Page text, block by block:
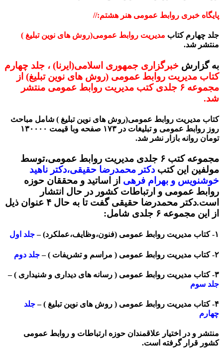
پایگاه خبری روابط عمومی هنر هشتم://
جلد چهارم کتاب مدیریت روابط عمومی(روش های نوین تبلیغ )
منتشر شد.
به گزارش خبرگزاری جمهوری اسلامی(ایرنا) ، جلد چهارم
کتاب مدیریت روابط عمومی (روش های نوین تبلیغ) از
مجموعه ۶ جلدی کتب مدیریت روابط عمومی منتشر
شد.
کتاب مدیریت روابط عمومی(روش های نوین تبلیغ ) شامل مباحث
روز روابط عمومی و تبلیغات در ۱۷۳ صفحه وبا قیمت ۱۳۰۰۰۰
تومان روانه بازار نشر شد.
مجموعه کتب ۶ جلدی مدیریت روابط عمومی،
توسط
مولفین این کتب دکتر محمدرضا حقیقی،دکتر ناهید
خوشنویس و بهرام فرهی از اساتید و محققان حوزه
روابط عمومی و ارتباطات کشور در حال انتشار
است.دکتر محمدرضا حقیقی گفت تا به حال ۴ عنوان ذیل
از این مجموعه ۶ جلدی شامل:
۱- کتاب مدیریت روابط عمومی (فنون،وظایف،عملکرد) – جلد اول
۲- کتاب مدیریت روابط عمومی ( مراسم و تشریفات ) – جلد دوم
۳- کتاب مدیریت روابط عمومی ( رسانه های دیداری و شنیداری ) –
جلد سوم
۴- کتاب مدیریت روابط عمومی ( روش های نوین تبلیغ ) –
جلد
چهارم
منتشر و در اختیار علاقمندان حوزه ارتباطات و روابط عمومی
کشور قرار گرفته است.